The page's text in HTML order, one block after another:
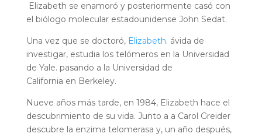
Elizabeth se enamoró y posteriormente casó con
el biólogo molecular estadounidense John Sedat.
Una vez que se doctoró, Elizabeth. ávida de
investigar, estudia los telómeros en la Universidad
de Yale. pasando a la Universidad de
California en Berkeley.
Nueve años más tarde, en 1984, Elizabeth hace el
descubrimiento de su vida. Junto a a Carol Greider
descubre la enzima telomerasa y, un año después,